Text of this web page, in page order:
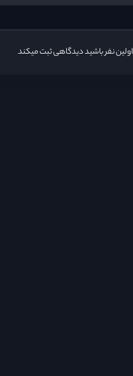
اولین نفر باشید دیدگاهی ثبت میکند